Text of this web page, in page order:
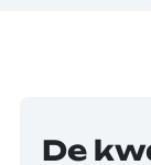
De